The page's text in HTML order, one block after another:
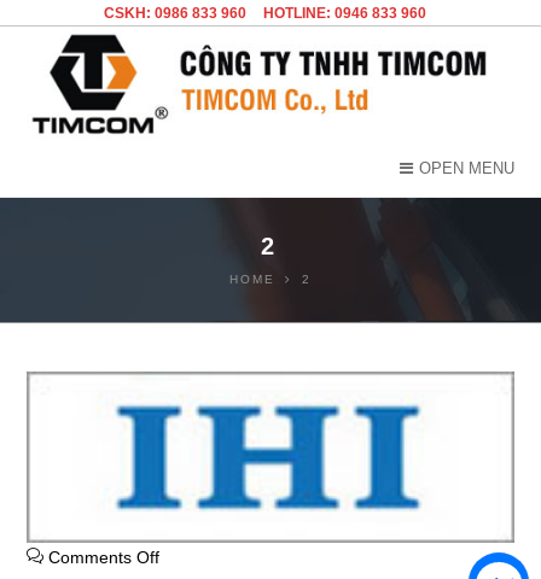
CSKH: 0986 833 960 HOTLINE: 0946 833 960
OPEN MENU
2
HOME 2
Comments Off